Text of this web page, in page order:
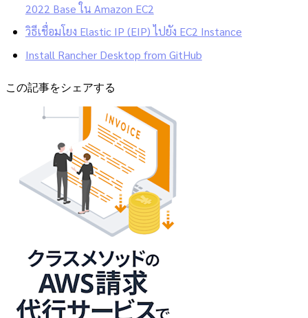
2022 Base ใน Amazon EC2
วิธีเชื่อมโยง Elastic IP (EIP) ไปยัง EC2 Instance
Install Rancher Desktop from GitHub
この記事をシェアする